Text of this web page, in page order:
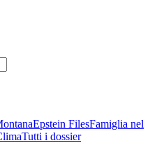
Epstein FilesFamiglia nel
Tutti i dossier